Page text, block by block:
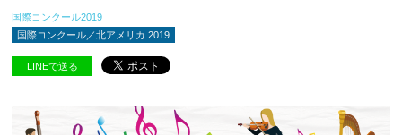
国際コンクール2019
国際コンクール／北アメリカ 2019
LINEで送る